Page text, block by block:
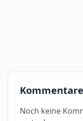
Kommentare
Noch keine